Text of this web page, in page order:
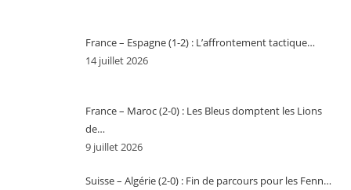
France – Espagne (1-2) : L’affrontement tactique…
14 juillet 2026
France – Maroc (2-0) : Les Bleus domptent les Lions
de…
9 juillet 2026
Suisse – Algérie (2-0) : Fin de parcours pour les Fenn…